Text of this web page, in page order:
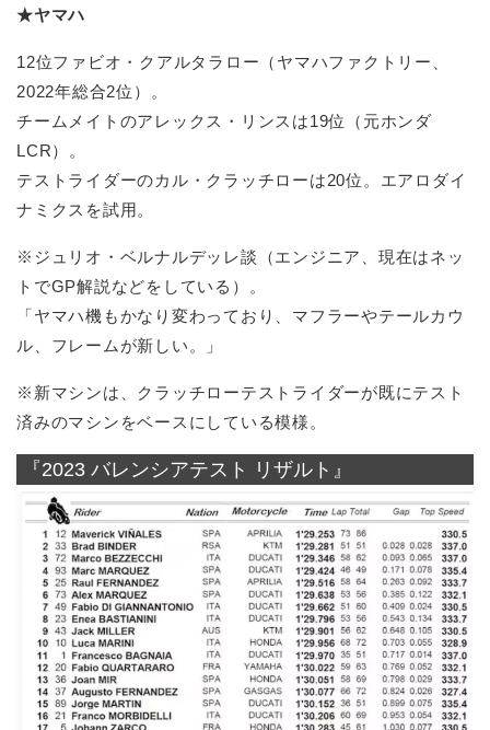
★ヤマハ
12位ファビオ・クアルタラロー（ヤマハファクトリー、
2022年総合2位）。
チームメイトのアレックス・リンスは19位（元ホンダ
LCR）。
テストライダーのカル・クラッチローは20位。エアロダイ
ナミクスを試用。
※ジュリオ・ベルナルデッレ談（エンジニア、現在はネッ
トでGP解説などをしている）。
「ヤマハ機もかなり変わっており、マフラーやテールカウ
ル、フレームが新しい。」
※新マシンは、クラッチローテストライダーが既にテスト
済みのマシンをベースにしている模様。
『2023 バレンシアテスト リザルト』